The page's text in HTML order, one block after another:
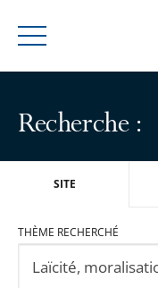
Menu
Recherche :
SITE
THÈME RECHERCHÉ